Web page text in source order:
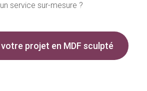
service sur-mesure ?
projet en MDF sculpté